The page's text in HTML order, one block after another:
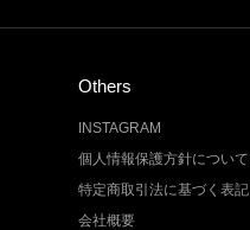
Others
INSTAGRAM
個人情報保護方針について
特定商取引法に基づく表記
会社概要